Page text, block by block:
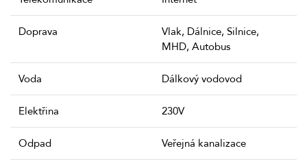
Doprava
Vlak, Dálnice, Silnice,
MHD, Autobus
Voda Dálkový vodovod
Elektřina 230V
Odpad Veřejná kanalizace